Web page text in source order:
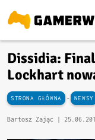
Dissidia:
Lockhart
STRONA GŁÓWNA - NEWSY
Bartosz Zając |